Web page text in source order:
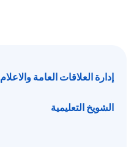
إدارة العلاقات العامة والاعلام
الشويخ التعليمية